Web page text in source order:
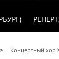
Концертный хор